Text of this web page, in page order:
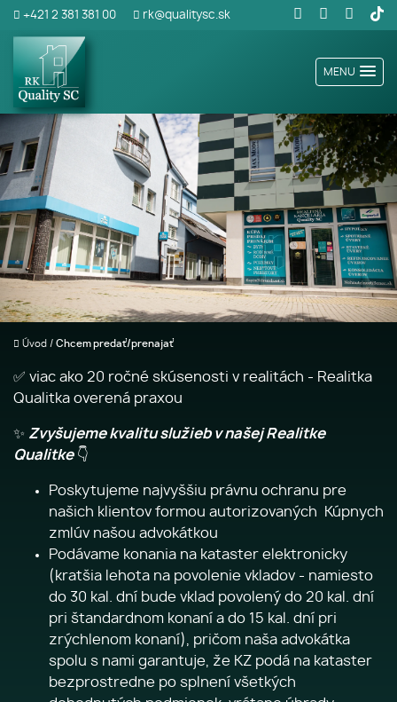
+421 2 381 381 00 rk@qualitysc.sk
MENU
Úvod / Chcem predať/prenajať
✅ viac ako 20 ročné skúsenosti v realitách - Realitka
Qualitka overená praxou
✨ Zvyšujeme kvalitu služieb v našej Realitke
Qualitke👇
Poskytujeme najvyššiu právnu ochranu pre
našich klientov formou autorizovaných Kúpnych
zmlúv našou advokátkou
Podávame konania na kataster elektronicky
(kratšia lehota na povolenie vkladov - namiesto
do 30 kal. dní bude vklad povolený do 20 kal. dní
pri štandardnom konaní a do 15 kal. dní pri
zrýchlenom konaní), pričom naša advokátka
spolu s nami garantuje, že KZ podá na kataster
bezprostredne po splnení všetkých